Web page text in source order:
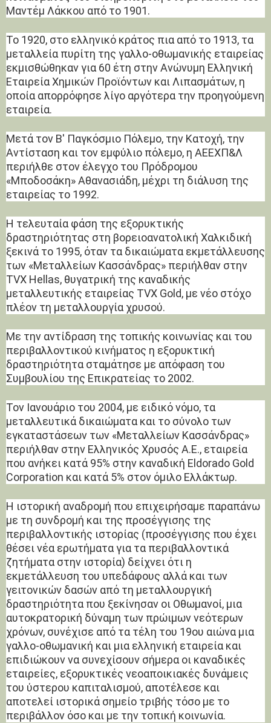
Μαντέμ Λάκκου από το 1901.
Το 1920, στο ελληνικό κράτος πια από το 1913, τα
μεταλλεία πυρίτη της γαλλο-οθωμανικής εταιρείας
εκμισθώθηκαν για 60 έτη στην Ανώνυμη Ελληνική
Εταιρεία Χημικών Προϊόντων και Λιπασμάτων, η
οποία απορρόφησε λίγο αργότερα την προηγούμενη
εταιρεία.
Μετά τον Β' Παγκόσμιο Πόλεμο, την Κατοχή, την
Αντίσταση και τον εμφύλιο πόλεμο, η ΑΕΕΧΠ&Λ
περιήλθε στον έλεγχο του Πρόδρομου
«Μποδοσάκη» Αθανασιάδη, μέχρι τη διάλυση της
εταιρείας το 1992.
Η τελευταία φάση της εξορυκτικής
δραστηριότητας στη βορειοανατολική Χαλκιδική
ξεκινά το 1995, όταν τα δικαιώματα εκμετάλλευσης
των «Μεταλλείων Κασσάνδρας» περιήλθαν στην
TVΧ Hellas, θυγατρική της καναδικής
μεταλλευτικής εταιρείας TVX Gold, με νέο στόχο
πλέον τη μεταλλουργία χρυσού.
Με την αντίδραση της τοπικής κοινωνίας και του
περιβαλλοντικού κινήματος η εξορυκτική
δραστηριότητα σταμάτησε με απόφαση του
Συμβουλίου της Επικρατείας το 2002.
Τον Ιανουάριο του 2004, με ειδικό νόμο, τα
μεταλλευτικά δικαιώματα και το σύνολο των
εγκαταστάσεων των «Μεταλλείων Κασσάνδρας»
περιήλθαν στην Ελληνικός Χρυσός Α.Ε., εταιρεία
που ανήκει κατά 95% στην καναδική Eldorado Gold
Corporation και κατά 5% στον όμιλο Ελλάκτωρ.
Η ιστορική αναδρομή που επιχειρήσαμε παραπάνω
με τη συνδρομή και της προσέγγισης της
περιβαλλοντικής ιστορίας (προσέγγισης που έχει
θέσει νέα ερωτήματα για τα περιβαλλοντικά
ζητήματα στην ιστορία) δείχνει ότι η
εκμετάλλευση του υπεδάφους αλλά και των
γειτονικών δασών από τη μεταλλουργική
δραστηριότητα που ξεκίνησαν οι Οθωμανοί, μια
αυτοκρατορική δύναμη των πρώιμων νεότερων
χρόνων, συνέχισε από τα τέλη του 19ου αιώνα μια
γαλλο-οθωμανική και μια ελληνική εταιρεία και
επιδιώκουν να συνεχίσουν σήμερα οι καναδικές
εταιρείες, εξορυκτικές νεοαποικιακές δυνάμεις
του ύστερου καπιταλισμού, αποτέλεσε και
αποτελεί ιστορικά σημείο τριβής τόσο με το
περιβάλλον όσο και με την τοπική κοινωνία.